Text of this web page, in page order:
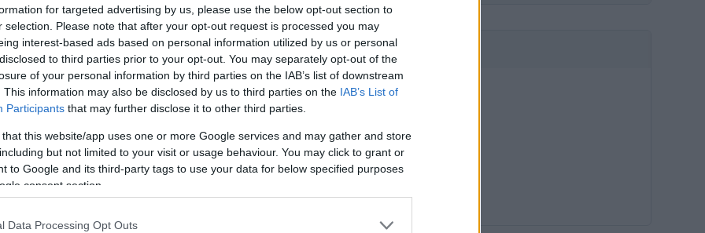
for targeted advertising by us, please use the below opt-out section to
selection. Please note that after your opt-out request is processed you may
interest-based ads based on personal information utilized by us or personal
to third parties prior to your opt-out. You may separately opt-out of the
of your personal information by third parties on the IAB’s list of downstream
This information may also be disclosed by us to third parties on the IAB’s List of
Participants that may further disclose it to other third parties.
that this website/app uses one or more Google services and may gather and store
but not limited to your visit or usage behaviour. You may click to grant or
to Google and its third-party tags to use your data for below specified purposes
consent section.
Data Processing Opt Outs
the server or network failed or because the
supported.